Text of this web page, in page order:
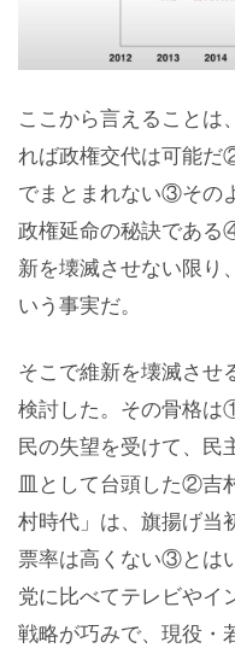
ここから言えること
れば政権交代は可能
でまとまれない③その
政権延命の秘訣であ
新を壊滅させない限り
いう事実だ。
そこで維新を壊滅させ
検討した。その骨格
民の失望を受けて、民
皿として台頭した②吉
村時代」は、旗揚げ当
票率は高くない③とは
党に比べてテレビやイ
戦略が巧みで、現役・